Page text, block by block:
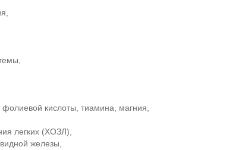
кислоты, тиамина, магния,
легких (ХОЗЛ),
железы,